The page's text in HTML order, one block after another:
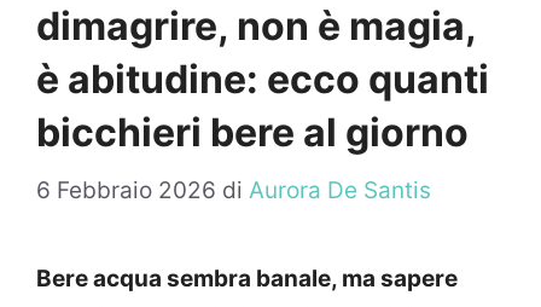
dimagrire, non è magia,
è abitudine: ecco quanti
bicchieri bere al giorno
6 Febbraio 2026 di Aurora De Santis
Bere acqua sembra banale, ma sapere